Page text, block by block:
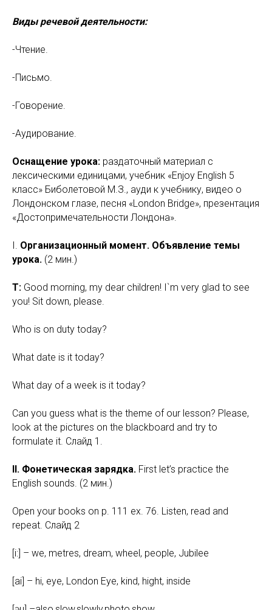
Виды речевой деятельности:
-Чтение.
-Письмо.
-Говорение.
-Аудирование.
Оснащение урока: раздаточный материал с
лексическими единицами, учебник «Enjoy English 5
класс» Биболетовой М.З., ауди к учебнику, видео о
Лондонском глазе, песня «London Bridge», презентация
«Достопримечательности Лондона».
I. Организационный момент. Объявление темы
урока. (2 мин.)
Т: Good morning, my dear children! I`m very glad to see
you! Sit down, please.
Who is on duty today?
What date is it today?
What day of a week is it today?
Can you guess what is the theme of our lesson? Please,
look at the pictures on the blackboard and try to
formulate it. Слайд 1.
II. Фонетическая зарядка. First let’s practice the
English sounds. (2 мин.)
Оpen your books on p. 111 ex. 76. Listen, read and
repeat. Слайд 2
[i:] – we, metres, dream, wheel, people, Jubilee
[ai] – hi, eye, London Eye, kind, hight, inside